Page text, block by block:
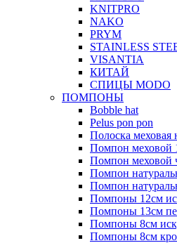
KNITPRO
NAKO
PRYM
STAINLESS
VISANTIA
КИТАЙ
СПИЦЫ MODO
ПОМПОНЫ
Bobble hat
Pelus pon pon
Полоска меховая
Помпон меховой
Помпон меховой
Помпон
Помпон
Помпоны 12см
Помпоны 13см
Помпоны 8см
Помпоны 8см